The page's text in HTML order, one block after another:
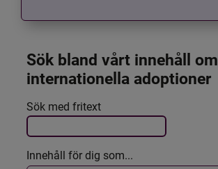
Sök bland vårt innehåll om
internationella adoptioner
Filtrera resultatet
Det här formuläret postas automatiskt
Sök med fritext
Innehåll för dig som...